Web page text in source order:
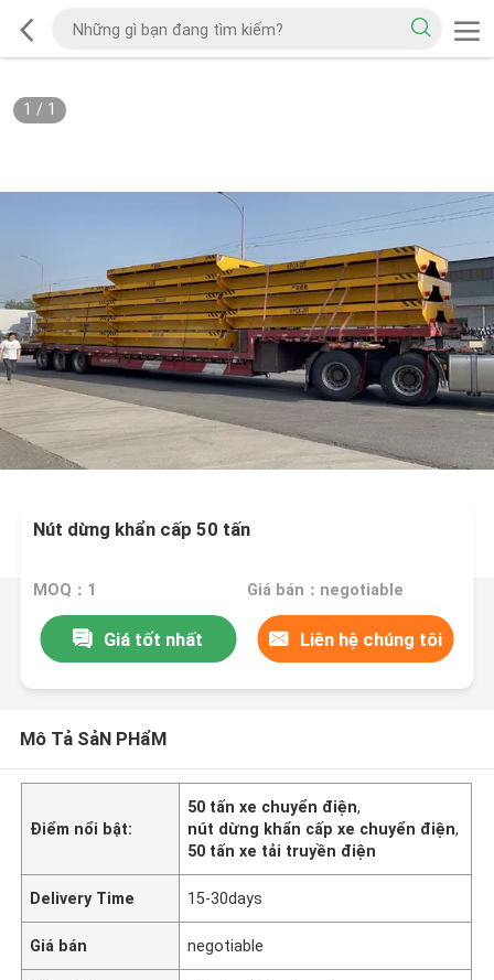
1 / 1
Nút dừng khẩn cấp 50 tấn
MOQ：1 Giá bán：negotiable
Giá tốt nhất Liên hệ chúng tôi
Mô Tả SảN PHẩM
Điểm nổi bật:
50 tấn xe chuyển điện,
nút dừng khẩn cấp xe chuyển điện,
50 tấn xe tải truyền điện
Delivery Time 15-30days
Giá bán negotiable